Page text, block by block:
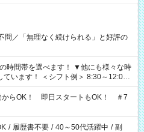
問／「無理なく続けられる」と好評の
選べます！ ▼他にも様々な時
ています！ ＜シフト例＞ 8:30～12:00
22:00～翌6:00 など
らOK！ 即日スタートもOK！ ＃7
/ 履歴書不要 / 40～50代活躍中 / 副